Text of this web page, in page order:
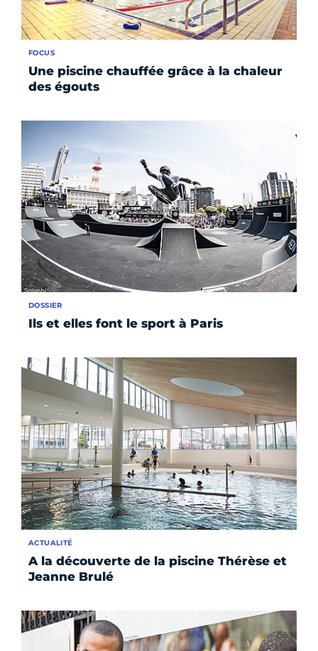
Une piscine chauffée grâce à la chaleur
des égouts
FOCUS
Ils et elles font le sport à Paris
DOSSIER
A la découverte de la piscine Thérèse et
Jeanne Brulé
ACTUALITÉ